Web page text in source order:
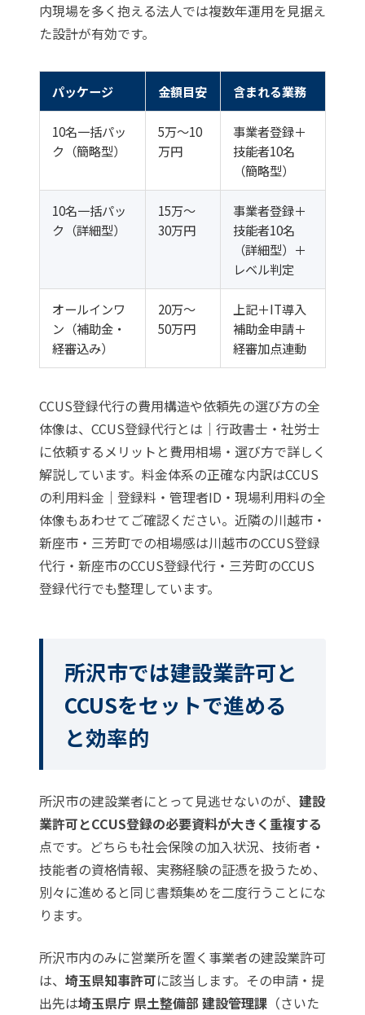
内現場を多く抱える法人では複数年運用を見据え
た設計が有効です。
パッケージ 金額目安 含まれる業務
10名一括パッ
ク（簡略型）
5万〜10
万円
事業者登録＋
技能者10名
（簡略型）
10名一括パッ
ク（詳細型）
15万〜
30万円
事業者登録＋
技能者10名
（詳細型）＋
レベル判定
オールインワ
ン（補助金・
経審込み）
20万〜
50万円
上記＋IT導入
補助金申請＋
経審加点連動
CCUS登録代行の費用構造や依頼先の選び方の全
体像は、 CCUS登録代行とは｜行政書士・社労士
に依頼するメリットと費用相場・選び方で詳しく
解説しています。料金体系の正確な内訳はCCUS
の利用料金｜登録料・管理者ID・現場利用料の全
体像もあわせてご確認ください。近隣の川越市・
新座市・三芳町での相場感は川越市のCCUS登録
代行 ・ 新座市のCCUS登録代行 ・ 三芳町のCCUS
登録代行でも整理しています。
所沢市では建設業許可と
CCUSをセットで進める
と効率的
所沢市の建設業者にとって見逃せないのが、 建設
業許可とCCUS登録の必要資料が大きく重複する
点です。どちらも社会保険の加入状況、技術者・
技能者の資格情報、実務経験の証憑を扱うため、
別々に進めると同じ書類集めを二度行うことにな
ります。
所沢市内のみに営業所を置く事業者の建設業許可
は、 埼玉県知事許可に該当します。その申請・提
出先は埼玉県庁 県土整備部 建設管理課 （さいた